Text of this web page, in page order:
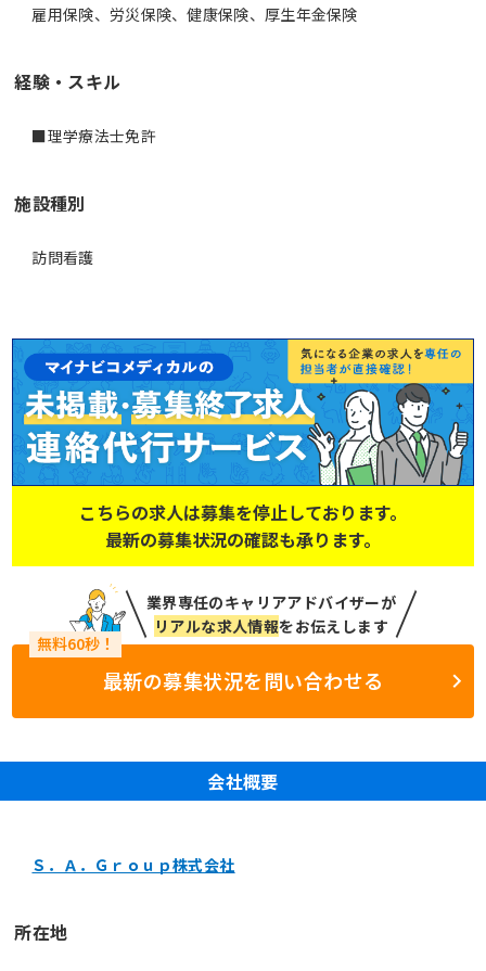
雇用保険、労災保険、健康保険、厚生年金保険
経験・スキル
■理学療法士免許
施設種別
訪問看護
こちらの求人は募集を停止しております。
最新の募集状況の確認も承ります。
業界専任のキャリアアドバイザーが
リアルな求人情報をお伝えします
最新の募集状況を問い合わせる
会社概要
Ｓ．Ａ．Ｇｒｏｕｐ株式会社
所在地